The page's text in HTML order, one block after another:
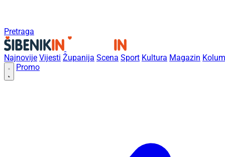
Pretraga
Najnovije Vijesti Županija Scena Sport Kultura Magazin
Promo